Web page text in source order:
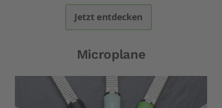
Jetzt entdecken
Microplane